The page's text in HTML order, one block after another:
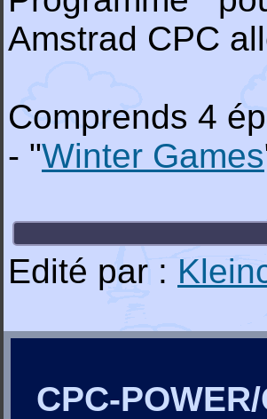
Amstrad CPC
Comprends 4
- "Winter Games
Edité par :
CPC-